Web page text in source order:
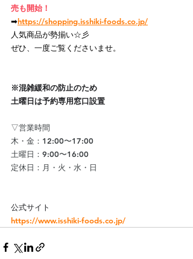
売も開始！
➡https://shopping.isshiki-foods.co.jp/
人気商品が勢揃い☆彡
ぜひ、一度ご覧くださいませ。
※混雑緩和の防止のため
土曜日は予約専用窓口設置
▽営業時間
木・金：12:00〜17:00
土曜日：9:00〜16:00
定休日：月・火・水・日
公式サイト
https://www.isshiki-foods.co.jp/